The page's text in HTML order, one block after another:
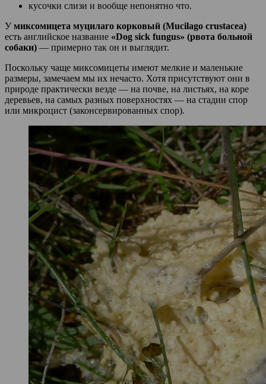
кусочки слизи и вообще непонятно что.
У миксомицета муцилаго корковый (Mucilago crustacea)
есть английское название «Dog sick fungus» (рвота больной
собаки) — примерно так он и выглядит.
Поскольку чаще миксомицеты имеют мелкие и маленькие
размеры, замечаем мы их нечасто. Хотя присутствуют они в
природе практически везде — на почве, на листьях, на коре
деревьев, на самых разных поверхностях — на стадии спор
или микроцист (законсервированных спор).